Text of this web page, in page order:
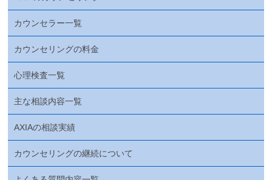
カウンセラー一覧
カウンセリングの料金
心理検査一覧
主な相談内容一覧
AXIAの相談実績
カウンセリングの継続について